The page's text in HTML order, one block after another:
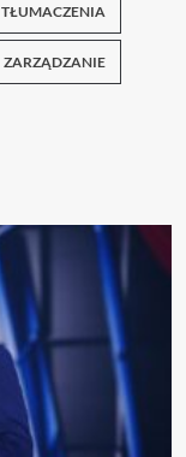
TŁUMACZENIA
ZARZĄDZANIE